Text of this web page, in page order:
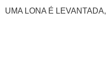
UMA LONA É LEVANTADA,